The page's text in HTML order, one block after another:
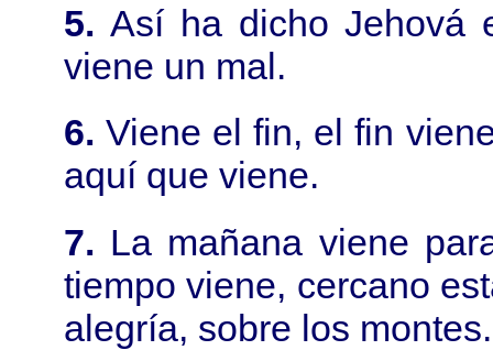
5.Así ha dicho Jehová
viene un mal.
6. Viene el fin, el fin
aquí que viene.
7. La mañana viene
tiempo viene, cercano
alegría, sobre los montes.